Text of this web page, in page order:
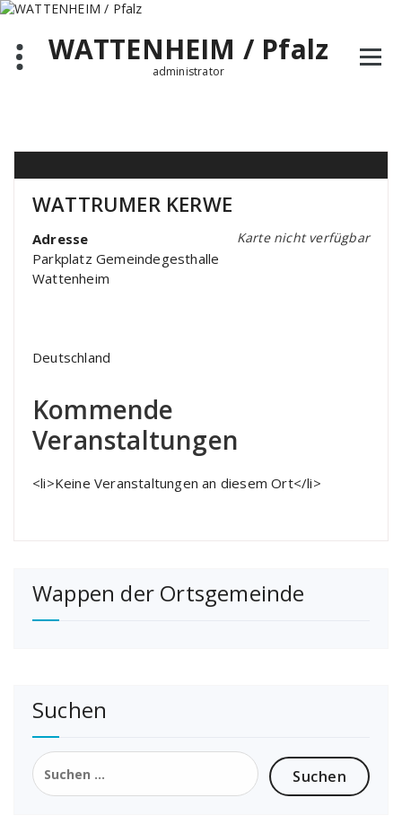
Zum
springenWATTENHEIM / Pfalz
administrator
WATTRUMER KERWE
Karte nicht verfügbar
Adresse
Parkplatz Gemeindegesthalle
Wattenheim
Deutschland
Kommende
Veranstaltungen
<li>Keine Veranstaltungen an diesem Ort</li>
Wappen der Ortsgemeinde
Suchen
Suchen
nach: